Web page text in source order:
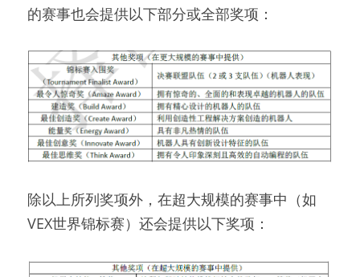
的赛事也会提供以下部分或全部奖项：
除以上所列奖项外，在超大规模的赛事中（如
VEX世界锦标赛）还会提供以下奖项：